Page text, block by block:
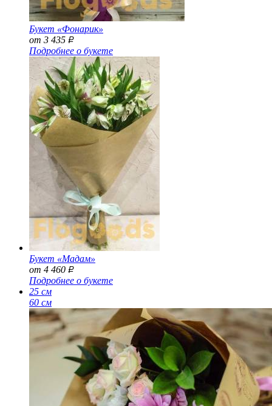
Букет «Фонарик»
от 3 435 Р
Подробнее о букете
Букет «Мадам»
от 4 460 Р
Подробнее о букете
25 см
60 см